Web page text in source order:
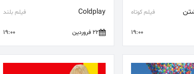
فیلم کوتاه
19:00
Coldplay فیلم بلند
22 فروردین 19:00